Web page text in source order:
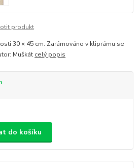
produkt
30 × 45 cm. Zarámováno v kliprámu se
Muškát celý popis
do košíku